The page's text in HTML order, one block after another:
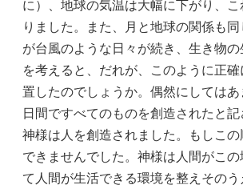
に）、地球の気温は大幅に下がり、
りました。また、月と地球の関係も
が台風のような日々が続き、生き物
を考えると、だれが、このように正
置したのでしょうか。偶然にしては
日間ですべてのものを創造されたと
神様は人を創造されました。もしこ
できませんでした。神様は人間がこ
て人間が生活できる環境を整えその